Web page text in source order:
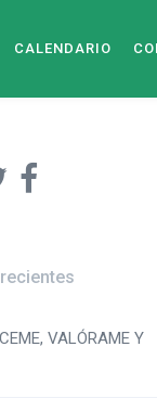
CALENDARIO
VALÓRAME Y